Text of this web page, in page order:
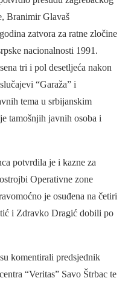
Branimir Glavaš
zatvora za ratne zločine
nacionalnosti 1991.
tri i pol desetljeća nakon
“Garaža” i
tema u srbijanskim
tamošnjih javnih osoba i
potvrdila je i kazne za
Operativne zone
je osuđena na četiri
i Zdravko Dragić dobili po
komentirali predsjednik
“Veritas” Savo Štrbac te